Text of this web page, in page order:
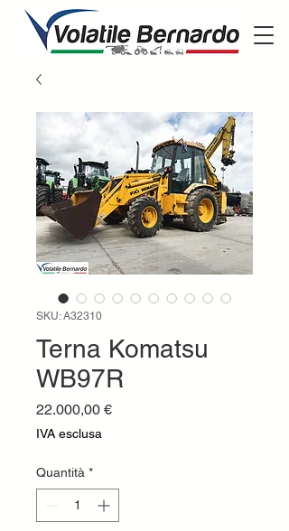
SKU: A32310
Terna Komatsu
WB97R
22.000,00 €Prezzo
IVA esclusa
Quantità *